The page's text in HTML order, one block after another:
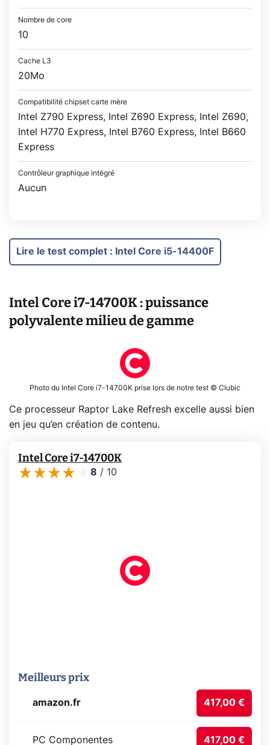
Nombre de core
10
Cache L3
20Mo
Compatibilité chipset carte mère
Intel Z790 Express, Intel Z690 Express, Intel Z690,
Intel H770 Express, Intel B760 Express, Intel B660
Express
Contrôleur graphique intégré
Aucun
Lire le test complet : Intel Core i5-14400F
Intel Core i7-14700K : puissance
polyvalente milieu de gamme
Photo du Intel Core i7-14700K prise lors de notre test © Clubic
Ce processeur Raptor Lake Refresh excelle aussi bien
en jeu qu’en création de contenu.
Intel Core i7-14700K
8 / 10
Meilleurs prix
amazon.fr 417,00 €
PC Componentes 417,00 €